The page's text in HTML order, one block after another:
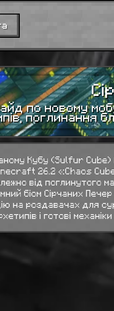
по новому
поглинання
Кубу (Sulfur
26.2 «Chaos
від поглинутого
біом Сірчаних
на роздавачах для
і готові